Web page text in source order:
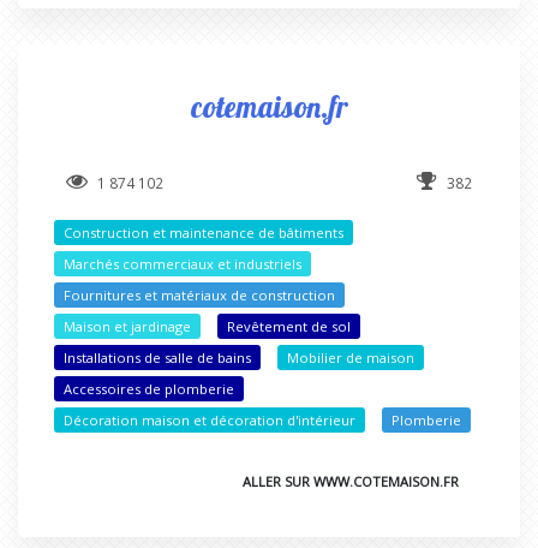
cotemaison.fr
1 874 102 382
Construction et maintenance de bâtiments
Marchés commerciaux et industriels
Fournitures et matériaux de construction
Maison et jardinage
Revêtement de sol
Installations de salle de bains
Mobilier de maison
Accessoires de plomberie
Décoration maison et décoration d'intérieur
Plomberie
ALLER SUR WWW.COTEMAISON.FR